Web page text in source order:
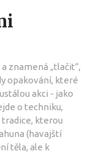
znamená „tlačit“,
opakování, které
akci - jako
o techniku,
tradice, kterou
(havajští
těla, ale k